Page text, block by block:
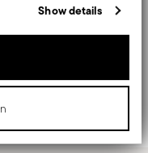
Show details
PER FORNO
Blue
sicurezza in cucina.